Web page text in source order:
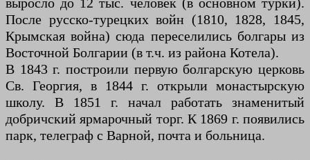
После русско-турецких войн (1810, 1828, 1845,
Крымская война) сюда переселились болгары из
Восточной Болгарии (в т.ч. из района Котела).
В 1843 г. построили первую болгарскую церковь
Св. Георгия, в 1844 г. открыли монастырскую
школу. В 1851 г. начал работать знаменитый
добричский ярмарочный торг. К 1869 г. появились
парк, телеграф с Варной, почта и больница.